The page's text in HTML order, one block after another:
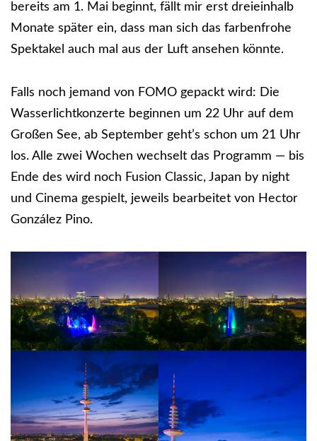
bereits am 1. Mai beginnt, fällt mir erst dreieinhalb
Monate später ein, dass man sich das farbenfrohe
Spektakel auch mal aus der Luft ansehen könnte.
Falls noch jemand von FOMO gepackt wird: Die
Wasserlichtkonzerte beginnen um 22 Uhr auf dem
Großen See, ab September geht’s schon um 21 Uhr
los. Alle zwei Wochen wechselt das Programm — bis
Ende des wird noch Fusion Classic, Japan by night
und Cinema gespielt, jeweils bearbeitet von Hector
González Pino.